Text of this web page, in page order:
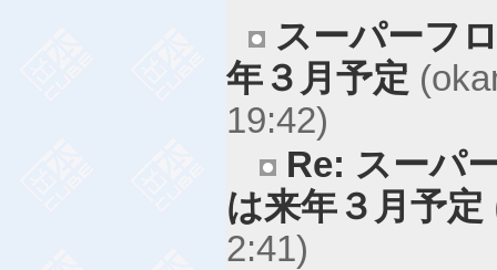
スーパーフ
年３月予定
19:42)
Re: スーパ
は来年３月予定
2:41)